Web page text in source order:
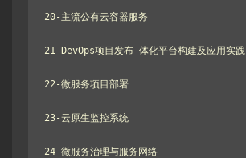
20-主流公有云容器服务
21-DevOps项目发布—体化平台构建及应用实践
22-微服务项目部署
23-云原生监控系统
24-微服务治理与服务网络